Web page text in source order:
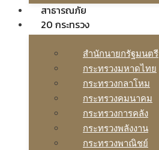
สาธารณภัย
20 กระทรวง
สํานักนายกรัฐมนตรี
กระทรวงมหาดไทย
กระทรวงกลาโหม
กระทรวงคมนาคม
กระทรวงการคลัง
กระทรวงพลังงาน
กระทรวงพาณิชย์